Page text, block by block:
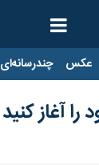
عکس چندرسانه‌ای
آغاز کنید